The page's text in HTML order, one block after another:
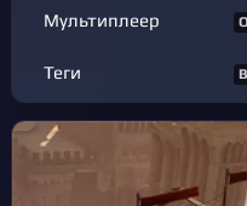
Мультиплеер
Теги